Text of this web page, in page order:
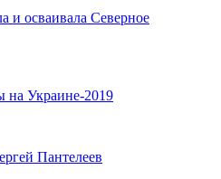
и осваивала Северное
на Украине-2019
Пантелеев